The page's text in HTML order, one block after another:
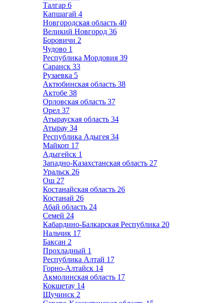
Талгар 6
Капшагай 4
Новгородская область 40
Великий Новгород 36
Боровичи 2
Чудово 1
Республика Мордовия 39
Саранск 33
Рузаевка 5
Актюбинская область 38
Актобе 38
Орловская область 37
Орел 37
Атырауская область 34
Атырау 34
Республика Адыгея 34
Майкоп 17
Адыгейск 1
Западно-Казахстанская область 27
Уральск 26
Ош 27
Костанайская область 26
Костанай 26
Абай область 24
Семей 24
Кабардино-Балкарская Республика 20
Нальчик 17
Баксан 2
Прохладный 1
Республика Алтай 17
Горно-Алтайск 14
Акмолинская область 17
Кокшетау 14
Щучинск 2